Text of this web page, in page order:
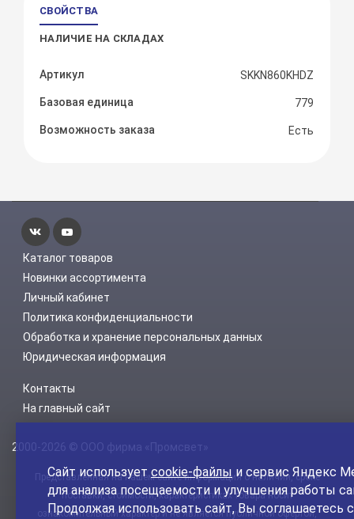
СВОЙСТВА
НАЛИЧИЕ НА СКЛАДАХ
Артикул SKKN860KHDZ
Базовая единица 779
Возможность заказа Есть
Каталог товаров
Новинки ассортимента
Личный кабинет
Политика конфиденциальности
Обработка и хранение персональных данных
Юридическая информация
Контакты
На главный сайт
2000-2026 © ООО фирма «Промсвет»
Представленная на нашем сайте информация о наличии, сроке
поставки, стоимости, характеристиках товара носит
ознакомительный характер и не является публичной офертой,
Сайт используетcookie-файлы и сервис Яндекс
для анализа посещаемости и улучшения работы
Продолжая использовать сайт, Вы соглашаетесь